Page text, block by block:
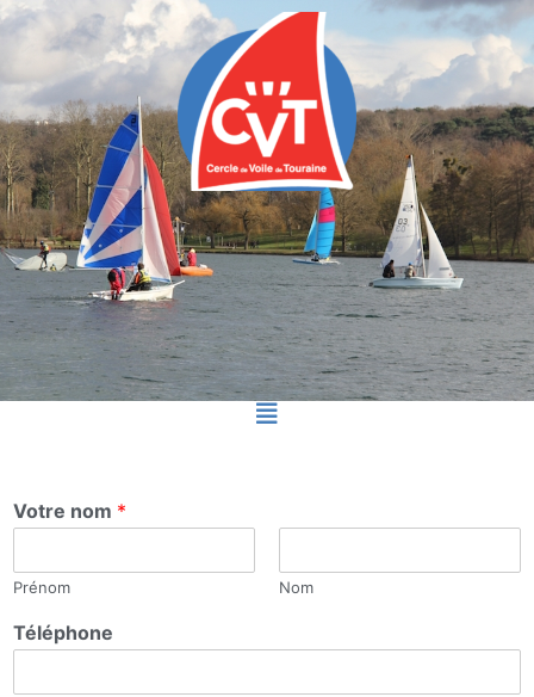
Votre nom *
Prénom Nom
Téléphone